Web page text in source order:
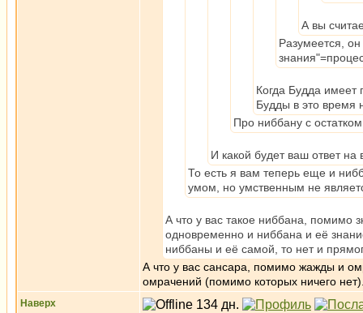
А вы
Разумеется,
Когда Будда
Будды в это время
Про ниббану с
И какой будет ваш ответ на
То есть я вам теперь еще и
умом, но умственным не
А что у вас такое ниббана, помимо
одновременно и ниббана и её
ниббаны и её самой, то нет и
А что у вас сансара, помимо жажды и
омрачений (помимо которых ничего
Наверх